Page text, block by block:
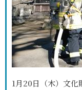
1月20日（木）文